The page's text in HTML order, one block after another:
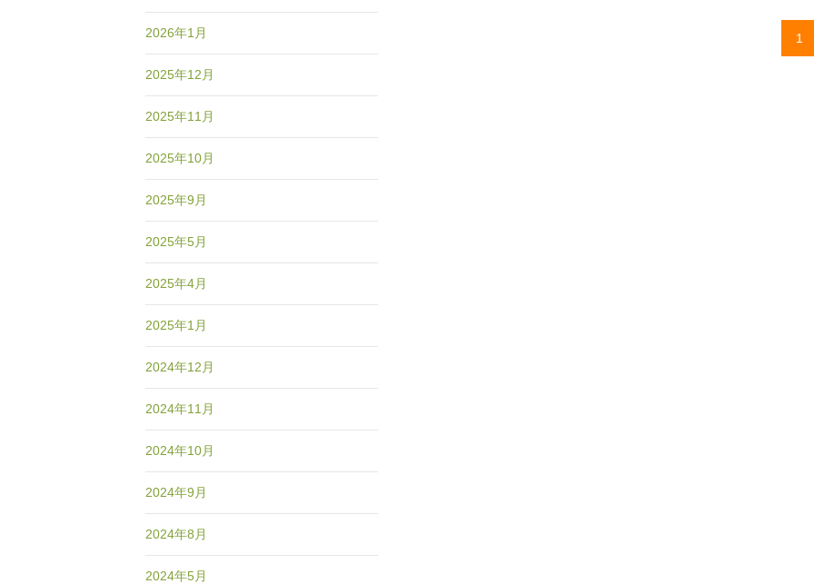
1
2026年1月
2025年12月
2025年11月
2025年10月
2025年9月
2025年5月
2025年4月
2025年1月
2024年12月
2024年11月
2024年10月
2024年9月
2024年8月
2024年5月